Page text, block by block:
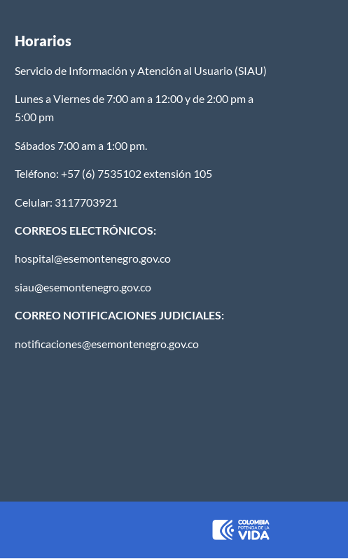
Horarios
Servicio de Información y Atención al Usuario (SIAU)
Lunes a Viernes de 7:00 am a 12:00 y de 2:00 pm a
5:00 pm
Sábados 7:00 am a 1:00 pm.
Teléfono: +57 (6) 7535102 extensión 105
Celular: 3117703921
CORREOS ELECTRÓNICOS:
hospital@esemontenegro.gov.co
siau@esemontenegro.gov.co
CORREO NOTIFICACIONES JUDICIALES:
notificaciones@esemontenegro.gov.co